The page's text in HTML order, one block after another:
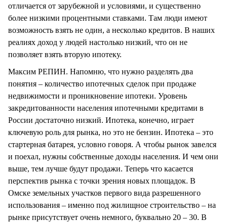
отличается от зарубежной и условиями, и существенно
более низкими процентными ставками. Там люди имеют
возможность взять не один, а несколько кредитов. В наших
реалиях доход у людей настолько низкий, что он не
позволяет взять вторую ипотеку.
Максим РЕПИН. Напомню, что нужно разделять два
понятия – количество ипотечных сделок при продаже
недвижимости и проникновение ипотеки. Уровень
закредитованности населения ипотечными кредитами в
России достаточно низкий. Ипотека, конечно, играет
ключевую роль для рынка, но это не бензин. Ипотека – это
стартерная батарея, условно говоря. А чтобы рынок завелся
и поехал, нужны собственные доходы населения. И чем они
выше, тем лучше будут продажи. Теперь что касается
перспектив рынка с точки зрения новых площадок. В
Омске земельных участков первого вида разрешенного
использования – именно под жилищное строительство – на
рынке присутствует очень немного, буквально 20 – 30. В